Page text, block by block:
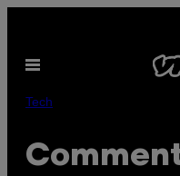
content
Open
Tech